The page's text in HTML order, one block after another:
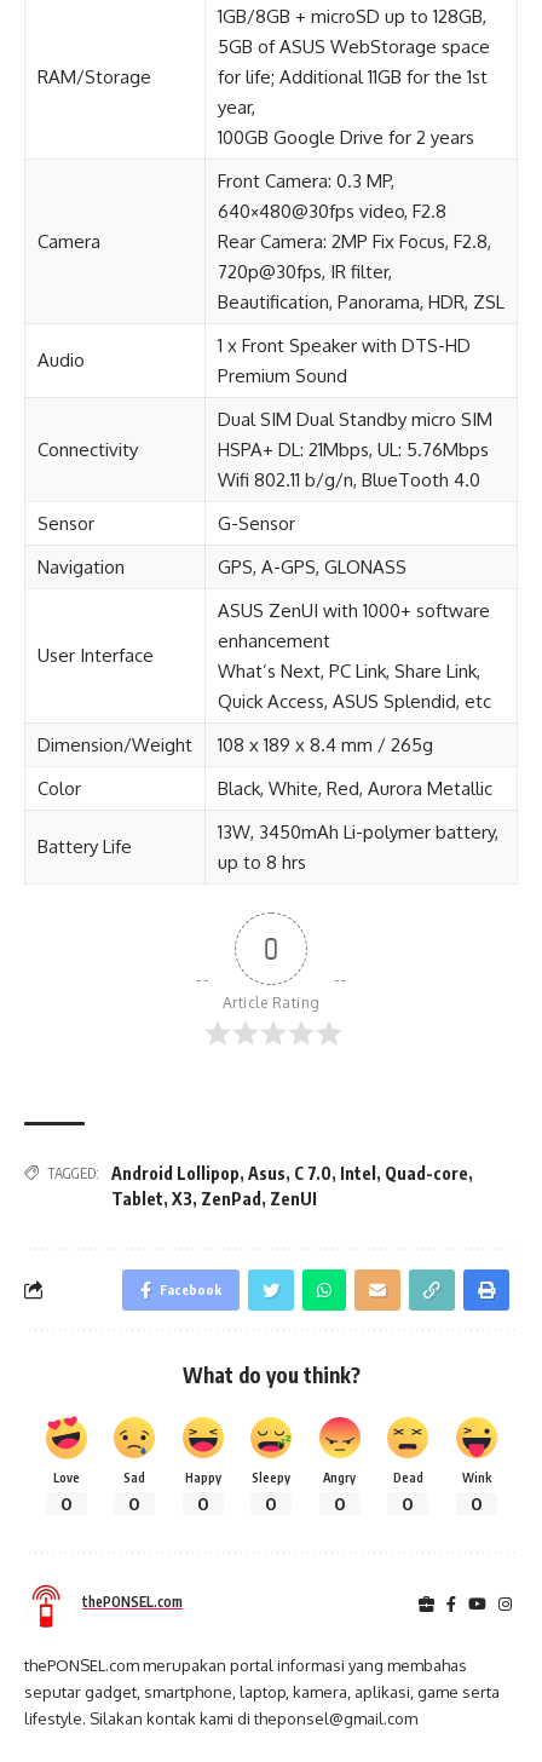
RAM/Storage
1GB/8GB + microSD up to 128GB,
5GB of ASUS WebStorage space
for life; Additional 11GB for the 1st
year,
100GB Google Drive for 2 years
Camera
Front Camera: 0.3 MP,
640×480@30fps video, F2.8
Rear Camera: 2MP Fix Focus, F2.8,
720p@30fps, IR filter,
Beautification, Panorama, HDR, ZSL
Audio
1 x Front Speaker with DTS-HD
Premium Sound
Connectivity
Dual SIM Dual Standby micro SIM
HSPA+ DL: 21Mbps, UL: 5.76Mbps
Wifi 802.11 b/g/n, BlueTooth 4.0
Sensor
G-Sensor
Navigation
GPS, A-GPS, GLONASS
User Interface
ASUS ZenUI with 1000+ software
enhancement
What’s Next, PC Link, Share Link,
Quick Access, ASUS Splendid, etc
Dimension/Weight
108 x 189 x 8.4 mm / 265g
Color
Black, White, Red, Aurora Metallic
Battery Life
13W, 3450mAh Li-polymer battery,
up to 8 hrs
0
Article Rating
TAGGED: Android Lollipop, Asus, C 7.0, Intel , Quad-core,
Tablet, X3, ZenPad , ZenUI
Facebook
What do you think?
Love
0
Sad
0
Happy
0
Sleepy
0
Angry
0
Dead
0
Wink
0
thePONSEL.com
thePONSEL.com merupakan portal informasi yang membahas
seputar gadget, smartphone, laptop, kamera, aplikasi, game serta
lifestyle. Silakan kontak kami di theponsel@gmail.com